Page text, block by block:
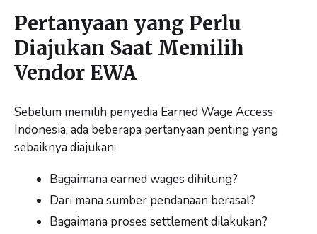
Pertanyaan yang Perlu
Diajukan Saat Memilih
Vendor EWA
Sebelum memilih penyedia Earned Wage Access
Indonesia, ada beberapa pertanyaan penting yang
sebaiknya diajukan:
Bagaimana earned wages dihitung?
Dari mana sumber pendanaan berasal?
Bagaimana proses settlement dilakukan?